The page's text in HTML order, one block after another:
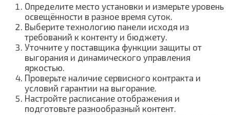
Определите место установки и измерьте уровень
освещённости в разное время суток.
Выберите технологию панели исходя из
требований к контенту и бюджету.
Уточните у поставщика функции защиты от
выгорания и динамического управления
яркостью.
Проверьте наличие сервисного контракта и
условий гарантии на выгорание.
Настройте расписание отображения и
подготовьте разнообразный контент.